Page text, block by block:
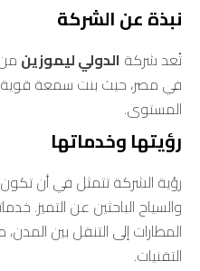
نبذة عن الشركة
تُعد شركة الدولي ليموزين
في مصر، حيث بنت سمعة قوية
المستوى.
رؤيتها وخدماتها
رؤية الشركة تتمثل في أن تكون
والسياح الباحثين عن التميز.
المطارات إلى التنقل بين
التقنيات.